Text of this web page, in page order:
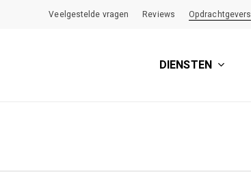
Veelgestelde vragen Reviews Opdrachtgevers
DIENSTEN